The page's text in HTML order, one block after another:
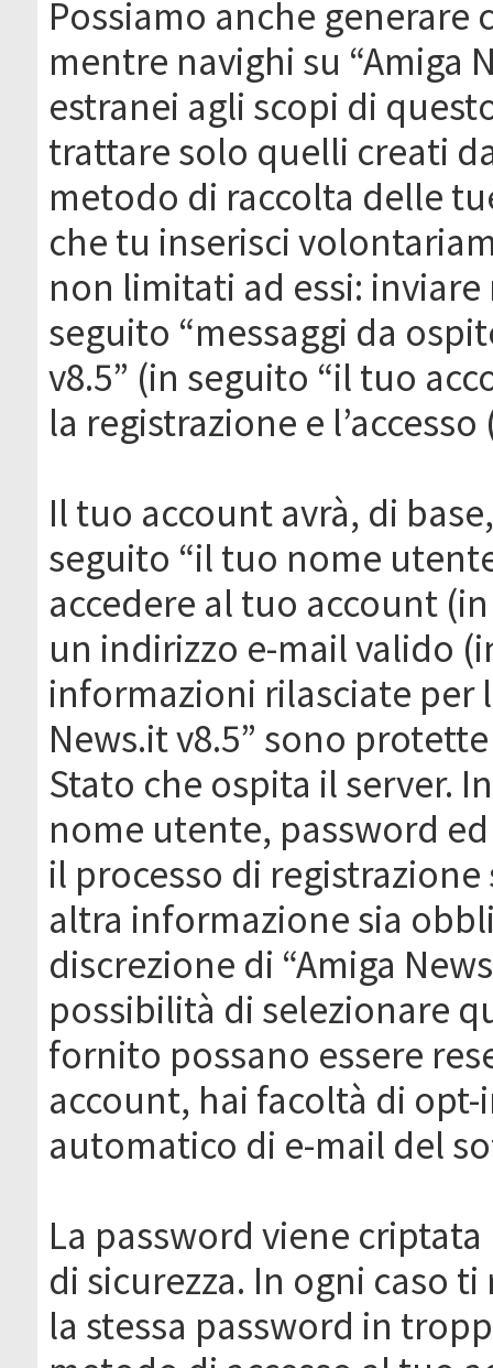
Possiamo anche
mentre navighi su “Amiga
estranei agli scopi di
trattare solo quelli creati
metodo di raccolta delle
che tu inserisci
non limitati ad essi:
seguito “messaggi da
v8.5” (in seguito “il tuo
la registrazione e
Il tuo account avrà, di
seguito “il tuo nome
accedere al tuo account
un indirizzo e-mail valido
informazioni rilasciate per
News.it v8.5” sono
Stato che ospita il server.
nome utente, password
il processo di registrazione
altra informazione sia
discrezione di “Amiga
possibilità di selezionare
fornito possano essere
account, hai facoltà di
automatico di e-mail del
La password viene
di sicurezza. In ogni caso
la stessa password in